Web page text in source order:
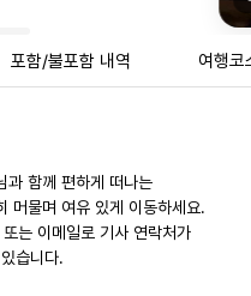
포함/불포함 내역 여행코
과 함께 편하게 떠나는
머물며 여유 있게 이동하세요.
는 이메일로 기사 연락처가
습니다.